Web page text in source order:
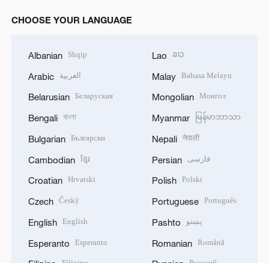
CHOOSE YOUR LANGUAGE
Albanian Shqip
Arabic العربية
Belarusian Беларуская
Bengali বাংলা
Bulgarian Български
Cambodian ខ្មែរ
Croatian Hrvatski
Czech Český
English English
Esperanto Esperanto
Lao ລາວ
Malay Bahasa Melayu
Mongolian Монгол
Myanmar မြန်မာဘာသာ
Nepali नेपाली
Persian فارسی
Polish Polski
Portuguese Português
Pashto پښتو
Romanian Română